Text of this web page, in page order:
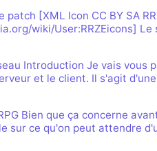
patch [XML Icon CC BY SA
wiki/User:RRZEicons] Le
Introduction Je vais vous
et le client. Il s'agit
Bien que ça concerne
sur ce qu'on peut attendre